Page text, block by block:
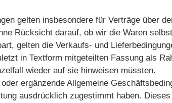
gelten insbesondere für Verträge über
Rücksicht darauf, ob wir die Waren
gelten die Verkaufs- und
in Textform mitgeteilten Fassung als
wieder auf sie hinweisen müssten.
ergänzende Allgemeine
ausdrücklich zugestimmt haben.